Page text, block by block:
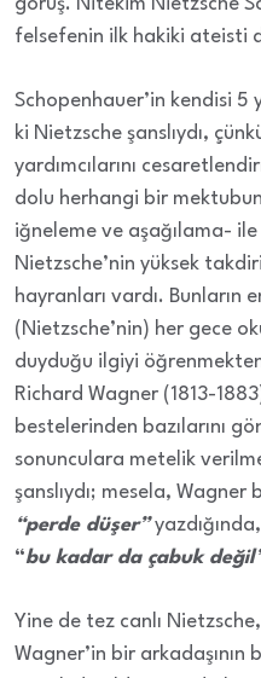
felsefenin ilk hakiki ateisti
Schopenhauer’in kendisi 5
ki Nietzsche şanslıydı,
yardımcılarını
dolu herhangi bir
iğneleme ve aşağılama-
Nietzsche’nin yüksek
hayranları vardı. Bunların
(Nietzsche’nin) her gece
duyduğu ilgiyi
Richard Wagner (1813-
bestelerinden bazılarını
sonunculara metelik
şanslıydı; mesela,
“perde düşer”
“bu kadar da çabuk
Yine de tez canlı
Wagner’in bir